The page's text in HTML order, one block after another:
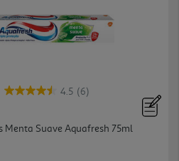
4.5 (6)
Menta Suave Aquafresh 75ml